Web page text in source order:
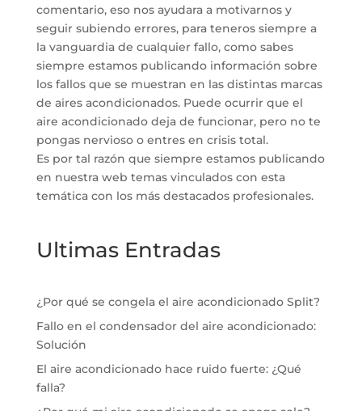
comentario, eso nos ayudara a motivarnos y
seguir subiendo errores, para teneros siempre a
la vanguardia de cualquier fallo, como sabes
siempre estamos publicando información sobre
los fallos que se muestran en las distintas marcas
de aires acondicionados. Puede ocurrir que el
aire acondicionado deja de funcionar, pero no te
pongas nervioso o entres en crisis total.
Es por tal razón que siempre estamos publicando
en nuestra web temas vinculados con esta
temática con los más destacados profesionales.
Ultimas Entradas
¿Por qué se congela el aire acondicionado Split?
Fallo en el condensador del aire acondicionado:
Solución
El aire acondicionado hace ruido fuerte: ¿Qué
falla?